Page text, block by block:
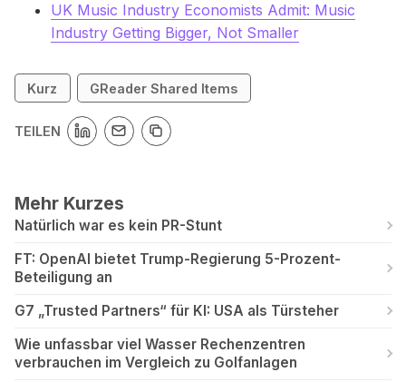
UK Music Industry Economists Admit: Music
Industry Getting Bigger, Not Smaller
Kurz GReader Shared Items
TEILEN
Mehr Kurzes
Natürlich war es kein PR-Stunt
FT: OpenAI bietet Trump-Regierung 5-Prozent-
Beteiligung an
G7 „Trusted Partners“ für KI: USA als Türsteher
Wie unfassbar viel Wasser Rechenzentren
verbrauchen im Vergleich zu Golfanlagen